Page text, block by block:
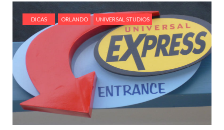
DICAS ORLANDO UNIVERSAL STUDIOS